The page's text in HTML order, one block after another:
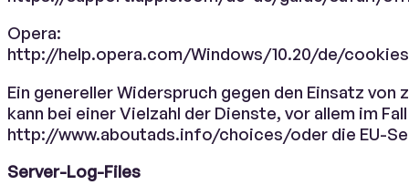
Opera:
http://help.opera.com/Windows/10.20/de/
Ein genereller Widerspruch gegen den Einsatz
kann bei einer Vielzahl der Dienste, vor allem im
http://www.aboutads.info/choices/oder die EU-
Server-Log-Files